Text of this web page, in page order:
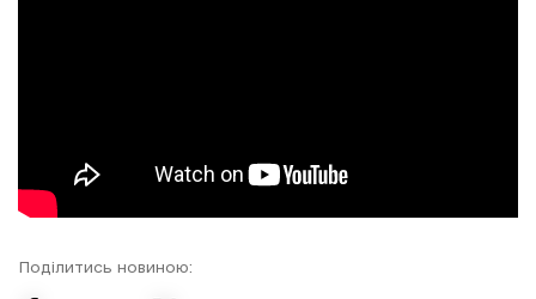
Поділитись новиною: